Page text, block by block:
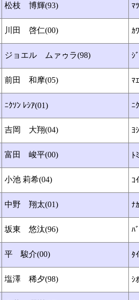
松枝 博輝(93) ﾏ
川田 啓仁(00) ｶ
ジョエル ムァゥラ(98) ｼ
前田 和摩(05) ﾏ
ﾆｸｿﾝ ﾚｼｱ(01) ﾆ
吉岡 大翔(04) ﾖ
富田 峻平(00) ﾄ
小池 莉希(04) ｺ
中野 翔太(01) ﾅ
坂東 悠汰(96) ﾊ
平 駿介(00) ﾀ
塩澤 稀夕(98) ｼ